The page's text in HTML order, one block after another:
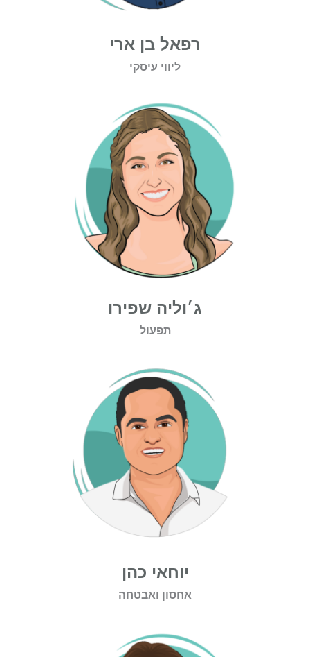
רפאל בן ארי
ליווי עיסקי
ג׳וליה שפירו
תפעול
יוחאי כהן
אחסון ואבטחה